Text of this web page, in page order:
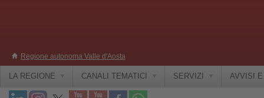
Regione autonoma Valle d'Aosta
LA REGIONE CANALI TEMATICI SERVIZI AVVISI